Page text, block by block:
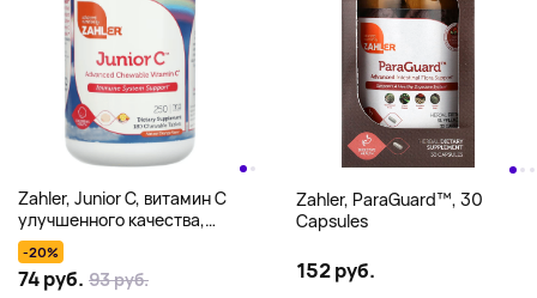
Zahler, Junior C, витамин C
улучшенного качества,
натуральный апельсин, 250
мг, 180 жевательных
таблеток
-20%
74 руб. 93 руб.
Zahler, ParaGuard™, 30
Capsules
152 руб.